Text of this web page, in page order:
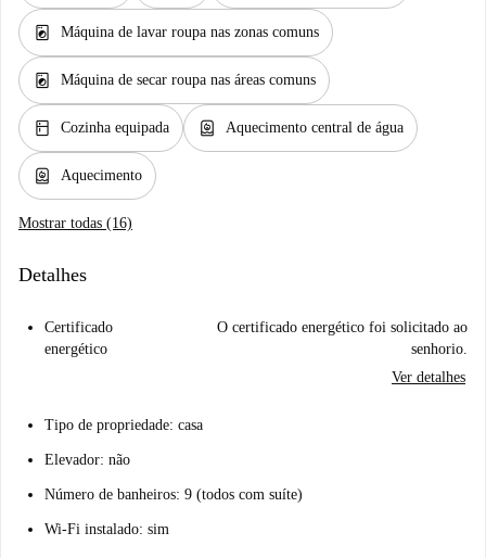
local_laundry_service Máquina de lavar roupa nas zonas comuns
local_laundry_service Máquina de secar roupa nas áreas comuns
kitchen Cozinha equipada water_heater Aquecimento central de água
water_heater Aquecimento
Mostrar todas (16)
Detalhes
Certificado
energético
O certificado energético foi solicitado ao
senhorio.
Ver detalhes
Tipo de propriedade: casa
Elevador: não
Número de banheiros: 9 (todos com suíte)
Wi-Fi instalado: sim